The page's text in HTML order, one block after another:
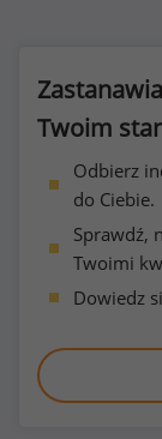
Twoim
Odbierz
do Ciebie.
Sprawdź,
Twoimi
Dowiedz